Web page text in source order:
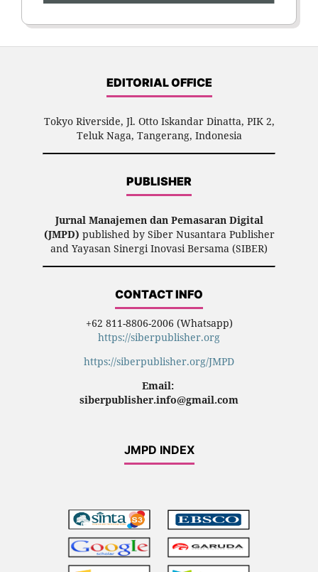
EDITORIAL OFFICE
Tokyo Riverside, Jl. Otto Iskandar Dinatta, PIK 2,
Teluk Naga, Tangerang, Indonesia
PUBLISHER
Jurnal Manajemen dan Pemasaran Digital
(JMPD) published by Siber Nusantara Publisher
and Yayasan Sinergi Inovasi Bersama (SIBER)
CONTACT INFO
+62 811-8806-2006 (Whatsapp)
https://siberpublisher.org
https://siberpublisher.org/JMPD
Email:
siberpublisher.info@gmail.com
JMPD INDEX